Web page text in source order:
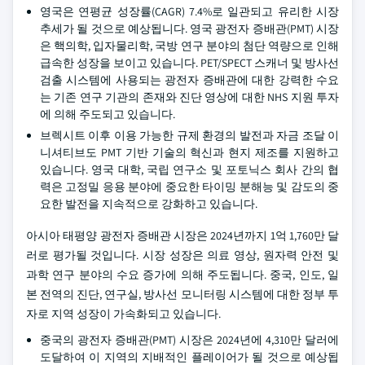
영국은 연평균 성장률(CAGR) 7.4%로 일관되고 유리한 시장
추세가 될 것으로 예상됩니다. 영국 광전자 증배관(PMT) 시장
은 핵의학, 입자물리학, 국방 연구 분야의 첨단 역량으로 인해
급속한 성장을 보이고 있습니다. PET/SPECT 스캐너 및 방사선
검출 시스템에 사용되는 광전자 증배관에 대한 강력한 수요
는 기존 연구 기관의 존재와 진단 영상에 대한 NHS 지원 투자
에 의해 주도되고 있습니다.
브렉시트 이후 이용 가능한 규제 환경의 발전과 자금 조달 이
니셔티브도 PMT 기반 기술의 혁신과 현지 제조를 지원하고
있습니다. 영국 대학, 국립 연구소 및 포토닉스 회사 간의 협
력은 고정밀 응용 분야에 중요한 타이밍 분해능 및 감도의 중
요한 발전을 지속적으로 강화하고 있습니다.
아시아 태평양 광전자 증배관 시장은 2024년까지 1억 1,760만 달
러로 평가될 것입니다. 시장 성장은 의료 영상, 원자력 안전 및
과학 연구 분야의 수요 증가에 의해 주도됩니다. 중국, 인도, 일
본 전역의 진단, 연구실, 방사선 모니터링 시스템에 대한 정부 투
자로 지역 성장이 가속화되고 있습니다.
중국의 광전자 증배관(PMT) 시장은 2024년에 4,310만 달러에
도달하여 이 지역의 지배적인 플레이어가 될 것으로 예상됩